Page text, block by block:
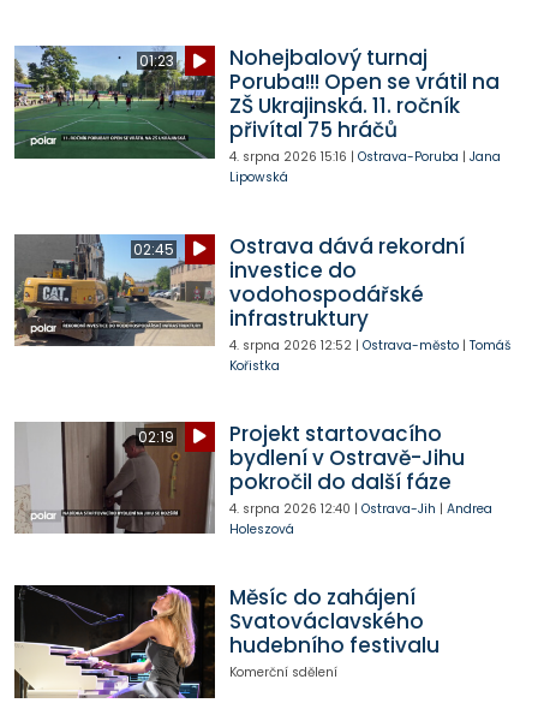
01:23
Nohejbalový turnaj
Poruba!!! Open se vrátil na
ZŠ Ukrajinská. 11. ročník
přivítal 75 hráčů
4. srpna 2026 15:16 | Ostrava-Poruba | Jana
Lipowská
02:45
Ostrava dává rekordní
investice do
vodohospodářské
infrastruktury
4. srpna 2026 12:52| Ostrava-město| Tomáš
Kořistka
02:19
Projekt startovacího
bydlení v Ostravě-Jihu
pokročil do další fáze
4. srpna 2026 12:40 | Ostrava-Jih | Andrea
Holeszová
Měsíc do zahájení
Svatováclavského
hudebního festivalu
Komerční sdělení